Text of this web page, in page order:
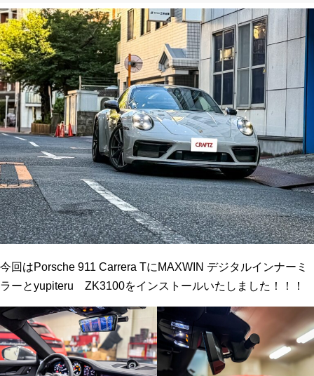
今回はPorsche 911 Carrera TにMAXWIN デジタルインナーミ
ラーとyupiteru ZK3100をインストールいたしました！！！